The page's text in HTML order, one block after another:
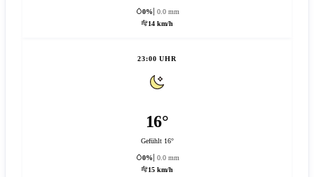
0%
0.0 mm
14 km/h
23:00 UHR
16°
Gefühlt 16°
0%
0.0 mm
15 km/h